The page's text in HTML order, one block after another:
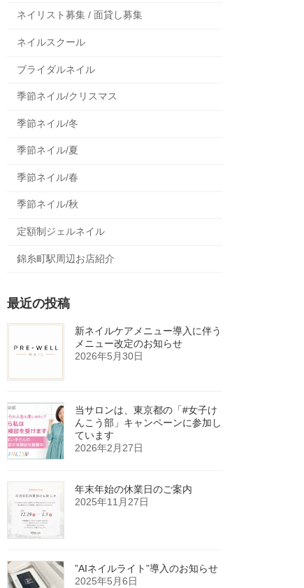
ネイリスト募集 / 面貸し募集
ネイルスクール
ブライダルネイル
季節ネイル/クリスマス
季節ネイル/冬
季節ネイル/夏
季節ネイル/春
季節ネイル/秋
定額制ジェルネイル
錦糸町駅周辺お店紹介
最近の投稿
新ネイルケアメニュー導入に伴う
メニュー改定のお知らせ
2026年5月30日
当サロンは、東京都の「#女子け
んこう部」キャンペーンに参加し
ています
2026年2月27日
年末年始の休業日のご案内
2025年11月27日
”AIネイルライト”導入のお知らせ
2025年5月6日